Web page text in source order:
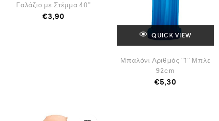
Γαλάζιο με Στέμμα 40”
€3,90
QUICK VIEW
Μπαλόνι Αριθμός “1” Μπλε
92cm
€5,30